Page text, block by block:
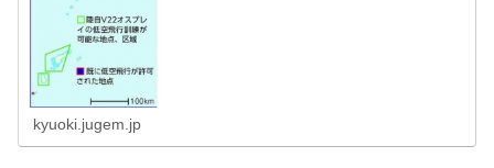
kyuoki.jugem.jp